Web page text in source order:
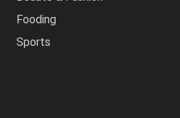
Fooding
Sports